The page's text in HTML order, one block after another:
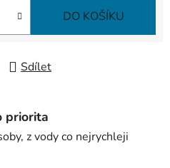
DO KOŠÍKU
Sdílet
priorita
z vody co nejrychleji